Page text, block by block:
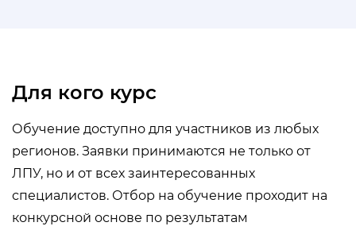
Для кого курс
Обучение доступно для участников из любых
регионов. Заявки принимаются не только от
ЛПУ, но и от всех заинтересованных
специалистов. Отбор на обучение проходит на
конкурсной основе по результатам